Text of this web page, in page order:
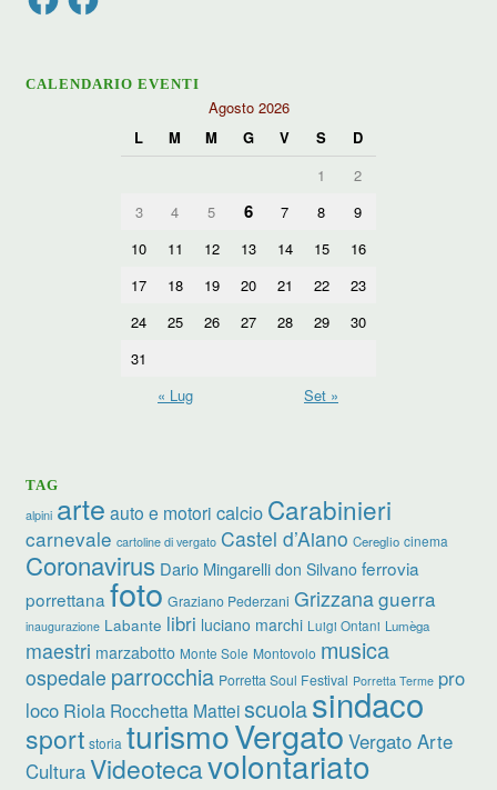
CALENDARIO EVENTI
Agosto 2026
L
M M G V S
D
1
2
3
4 5 6 7 8
9
10
11 12 13 14 15
16
17
18 19 20 21 22
23
24
25 26 27 28 29
30
31
« Lug
Set »
TAG
alpini arte auto e motori calcio Carabinieri
carnevale cartoline di vergato Castel d’Aiano Cereglio cinema
Coronavirus Dario Mingarelli don Silvano ferrovia
porrettana foto Graziano Pederzani Grizzanaguerra
inaugurazione Labante libri luciano marchi Luigi Ontani Lumèga
maestri marzabotto Monte Sole Montovolo musica
ospedale parrocchia Porretta Soul Festival Porretta Terme pro
loco Riola Rocchetta Matteiscuolasindaco
sport storia turismoVergato Vergato Arte
CulturaVideotecavolontariato